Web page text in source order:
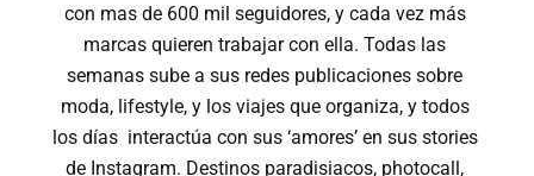
con mas de 600 mil seguidores, y cada vez más
marcas quieren trabajar con ella. Todas las
semanas sube a sus redes publicaciones sobre
moda, lifestyle, y los viajes que organiza, y todos
los días interactúa con sus ‘amores’ en sus stories
de Instagram. Destinos paradisiacos, photocall,